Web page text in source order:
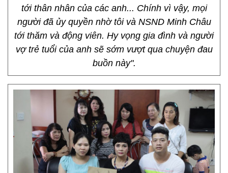
tới thân nhân của các anh... Chính vì vậy, mọi
người đã ủy quyền nhờ tôi và NSND Minh Châu
tới thăm và động viên. Hy vọng gia đình và người
vợ trẻ tuổi của anh sẽ sớm vượt qua chuyện đau
buồn này".